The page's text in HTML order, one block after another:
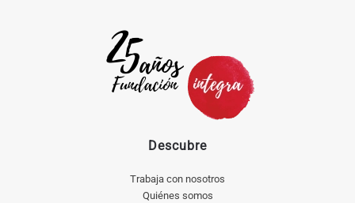
Descubre
Trabaja con nosotros
Quiénes somos